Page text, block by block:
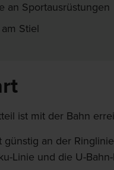
an Sportausrüstungen
Stiel
ist mit der Bahn
günstig an der
Linie und die U-